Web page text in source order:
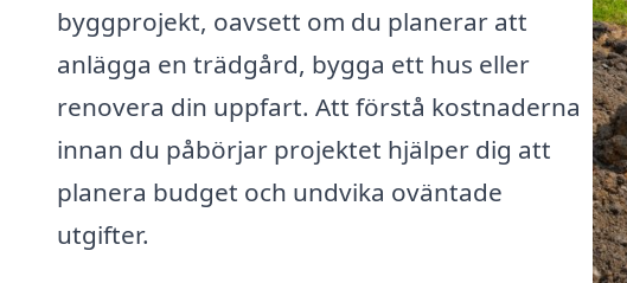
byggprojekt, oavsett om du planerar att
anlägga en trädgård, bygga ett hus eller
renovera din uppfart. Att förstå kostnaderna
innan du påbörjar projektet hjälper dig att
planera budget och undvika oväntade
utgifter.